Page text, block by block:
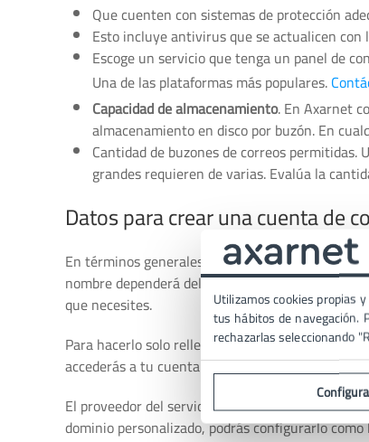
Que cuenten con sistemas de protección
Esto incluye antivirus que se actualicen con
Escoge un servicio que tenga un panel de
Una de las plataformas más populares.
Capacidad de almacenamiento. En Axarnet
almacenamiento en disco por buzón. En
Cantidad de buzones de correos
grandes requieren de varias. Evalúa la
Datos para crear una cuenta de
En términos generales para crear la dirección de
nombre dependerá del servicio que hayas
que necesites.
Para hacerlo solo rellena el formulario que te
accederás a tu cuenta desde el webmail de tu
El proveedor del servicio de hosting te
dominio personalizado, podrás configurarlo como
Utilizamos cookies propias
tus hábitos de navegación.
rechazarlas seleccionando